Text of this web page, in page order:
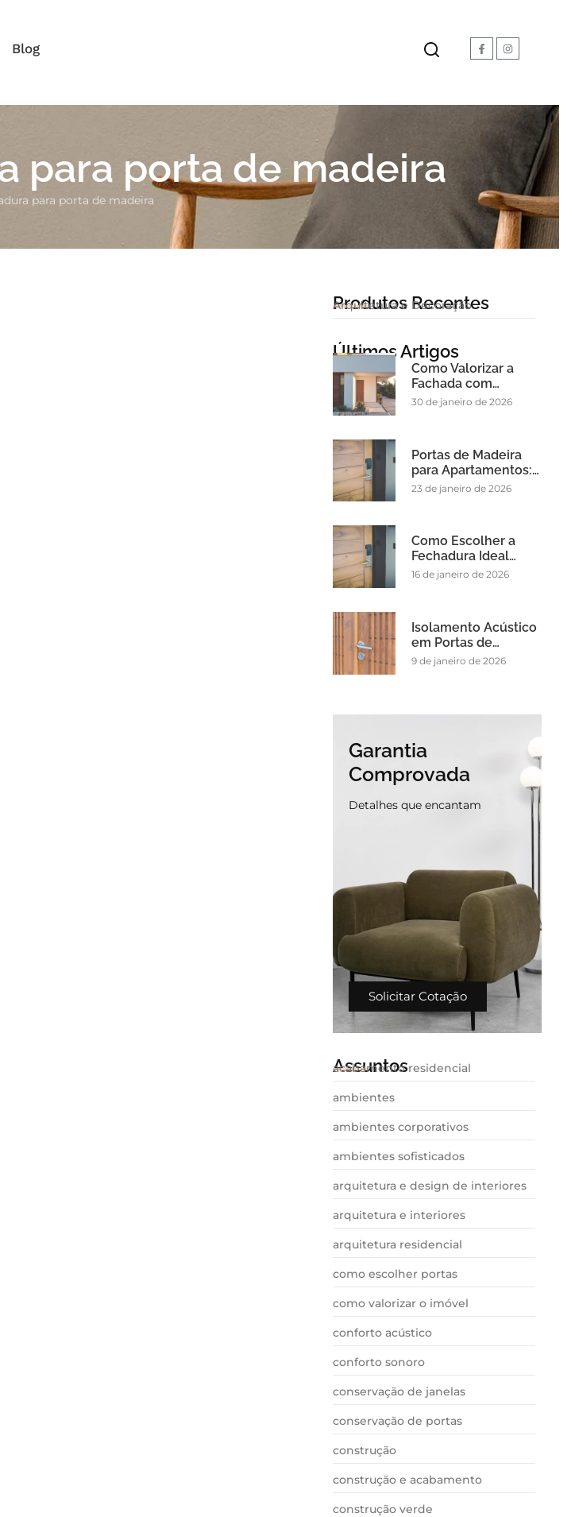
Blog
para porta de madeira
para porta de madeira
Produtos Recentes
Arquitetura e Decoração
Últimos Artigos
Como Valorizar a
Fachada com…
30 de janeiro de 2026
Portas de Madeira
para Apartamentos:…
23 de janeiro de 2026
Como Escolher a
Fechadura Ideal…
16 de janeiro de 2026
Isolamento Acústico
em Portas de…
9 de janeiro de 2026
Garantia
Comprovada
Detalhes que encantam
Solicitar Cotação
Assuntos
acabamento residencial
ambientes
ambientes corporativos
ambientes sofisticados
arquitetura e design de interiores
arquitetura e interiores
arquitetura residencial
como escolher portas
como valorizar o imóvel
conforto acústico
conforto sonoro
conservação de janelas
conservação de portas
construção
construção e acabamento
construção verde